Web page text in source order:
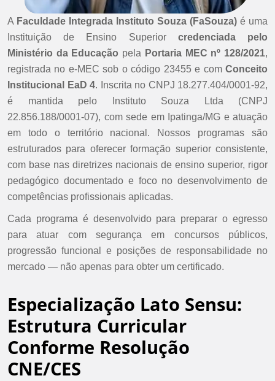
A Faculdade Integrada Instituto Souza (FaSouza) é uma
Instituição de Ensino Superior credenciada pelo
Ministério da Educação pela Portaria MEC nº 128/2021,
registrada no e-MEC sob o código 23455 e com Conceito
Institucional EaD 4. Inscrita no CNPJ 18.277.404/0001-92,
é mantida pelo Instituto Souza Ltda (CNPJ
22.856.188/0001-07), com sede em Ipatinga/MG e atuação
em todo o território nacional. Nossos programas são
estruturados para oferecer formação superior consistente,
com base nas diretrizes nacionais de ensino superior, rigor
pedagógico documentado e foco no desenvolvimento de
competências profissionais aplicadas.
Cada programa é desenvolvido para preparar o egresso
para atuar com segurança em concursos públicos,
progressão funcional e posições de responsabilidade no
mercado — não apenas para obter um certificado.
Especialização Lato Sensu:
Estrutura Curricular
Conforme Resolução
CNE/CES